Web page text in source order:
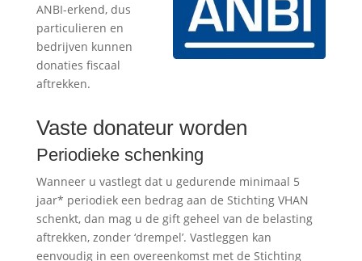
ANBI-erkend, dus
particulieren en
bedrijven kunnen
donaties fiscaal
aftrekken.
Vaste donateur worden
Periodieke schenking
Wanneer u vastlegt dat u gedurende minimaal 5
jaar* periodiek een bedrag aan de Stichting VHAN
schenkt, dan mag u de gift geheel van de belasting
aftrekken, zonder ‘drempel’. Vastleggen kan
eenvoudig in een overeenkomst met de Stichting